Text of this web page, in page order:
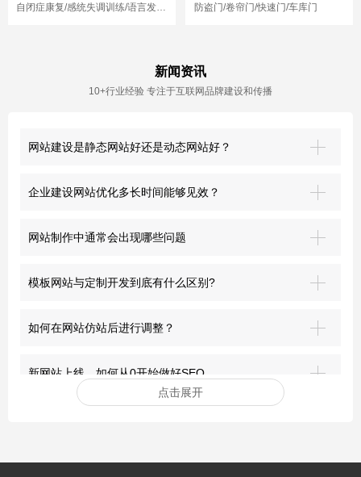
防盗门/卷帘门/快速门/车库门
新闻资讯
10+行业经验 专注于互联网品牌建设和传播
网站建设是静态网站好还是动态网站好？
企业建设网站优化多长时间能够见效？
网站制作中通常会出现哪些问题
模板网站与定制开发到底有什么区别?
如何在网站仿站后进行调整？
新网站上线，如何从0开始做好SEO
突破界限：青岛网站建设的前沿探索
点击展开